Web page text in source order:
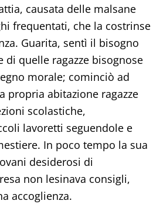
causata delle malsane
frequentati, che la costrinse
Guarita, sentì il bisogno
di quelle ragazze bisognose
morale; cominciò ad
propria abitazione ragazze
scolastiche,
lavoretti seguendole e
In poco tempo la sua
desiderosi di
non lesinava consigli,
accoglienza.